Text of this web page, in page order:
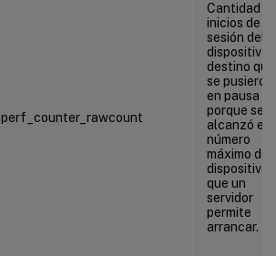
perf_counter_rawcount
Cantidad
inicios de
sesión del
dispositivo
destino que
se pusieron
en pausa
porque se
alcanzó el
número
máximo de
dispositivos
que un
servidor
permite
arrancar.